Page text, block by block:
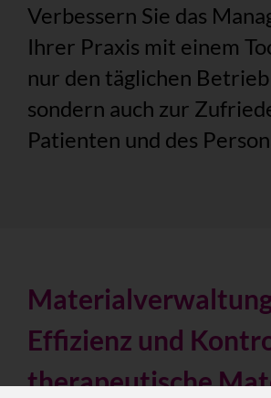
Verbessern Sie das
Ihrer Praxis mit einem
nur den täglichen
sondern auch zur
Patienten und des
Effizienz und
therapeutische